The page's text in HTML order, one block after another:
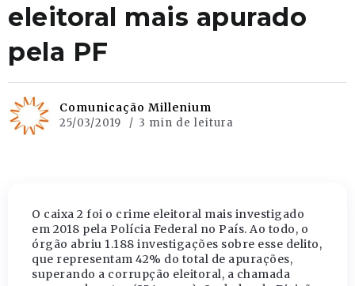
eleitoral mais apurado
pela PF
Comunicação Millenium
25/03/2019 3 min de leitura
O caixa 2 foi o crime eleitoral mais investigado
em 2018 pela Polícia Federal no País. Ao todo, o
órgão abriu 1.188 investigações sobre esse delito,
que representam 42% do total de apurações,
superando a corrupção eleitoral, a chamada